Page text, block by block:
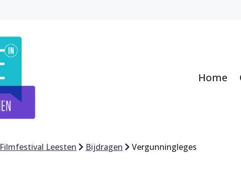
Home
Filmfestival Leesten Bijdragen Vergunningleges